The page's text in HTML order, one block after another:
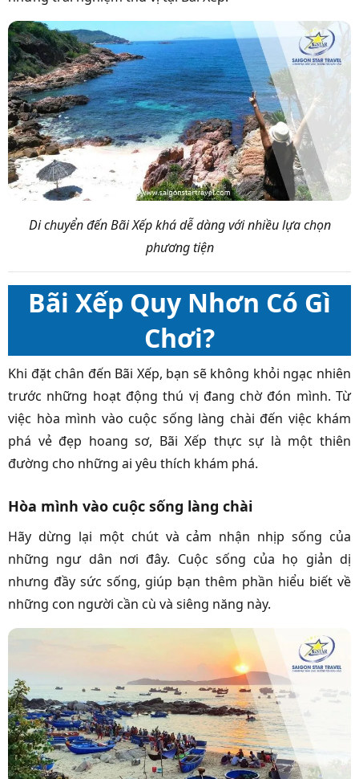
Di chuyển đến Bãi Xếp khá dễ dàng với nhiều lựa chọn
phương tiện
Bãi Xếp Quy Nhơn Có Gì
Chơi?
Khi đặt chân đến Bãi Xếp, bạn sẽ không khỏi ngạc nhiên
trước những hoạt động thú vị đang chờ đón mình. Từ
việc hòa mình vào cuộc sống làng chài đến việc khám
phá vẻ đẹp hoang sơ, Bãi Xếp thực sự là một thiên
đường cho những ai yêu thích khám phá.
Hòa mình vào cuộc sống làng chài
Hãy dừng lại một chút và cảm nhận nhịp sống của
những ngư dân nơi đây. Cuộc sống của họ giản dị
nhưng đầy sức sống, giúp bạn thêm phần hiểu biết về
những con người cần cù và siêng năng này.